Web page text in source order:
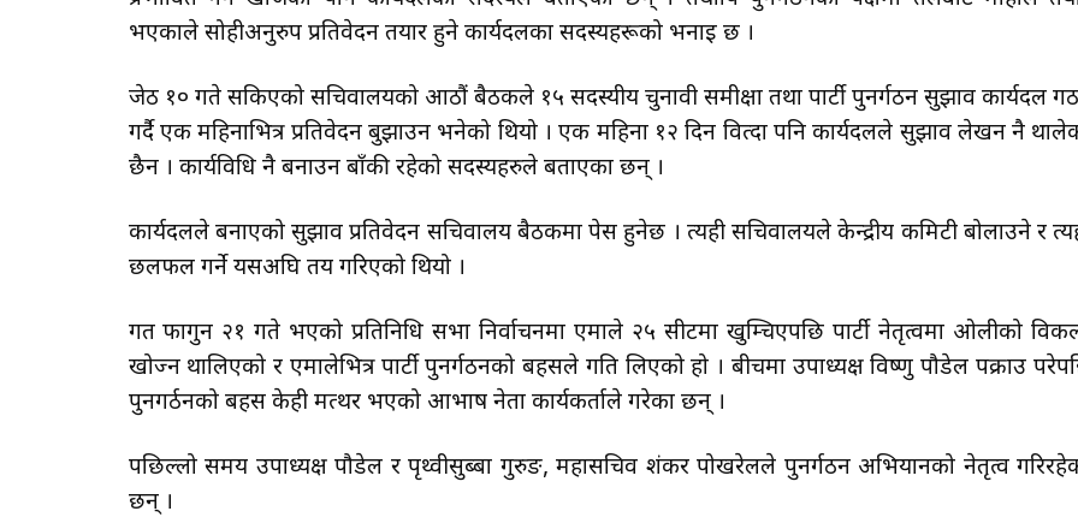
भएकाले सोहीअनुरुप प्रतिवेदन तयार हुने कार्यदलका सदस्यहरूको भनाइ छ ।
जेठ १० गते सकिएको सचिवालयको आठौं बैठकले १५ सदस्यीय चुनावी समीक्षा तथा पार्टी पुनर्गठन सुझाव कार्यदल
गर्दै एक महिनाभित्र प्रतिवेदन बुझाउन भनेको थियो । एक महिना १२ दिन वित्दा पनि कार्यदलले सुझाव लेखन नै
छैन । कार्यविधि नै बनाउन बाँकी रहेको सदस्यहरुले बताएका छन् ।
कार्यदलले बनाएको सुझाव प्रतिवेदन सचिवालय बैठकमा पेस हुनेछ । त्यही सचिवालयले केन्द्रीय कमिटी बोलाउने र
छलफल गर्ने यसअघि तय गरिएको थियो ।
गत फागुन २१ गते भएको प्रतिनिधि सभा निर्वाचनमा एमाले २५ सीटमा खुम्चिएपछि पार्टी नेतृत्वमा ओलीको
खोज्न थालिएको र एमालेभित्र पार्टी पुनर्गठनको बहसले गति लिएको हो । बीचमा उपाध्यक्ष विष्णु पौडेल पक्राउ
पुनगर्ठनको बहस केही मत्थर भएको आभाष नेता कार्यकर्ताले गरेका छन् ।
पछिल्लो समय उपाध्यक्ष पौडेल र पृथ्वीसुब्बा गुरुङ, महासचिव शंकर पोखरेलले पुनर्गठन अभियानको नेतृत्व
छन् ।